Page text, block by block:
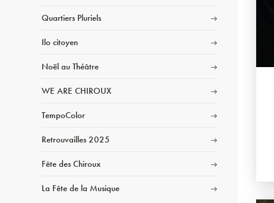
Quartiers Pluriels
Ilo citoyen
Noël au Théâtre
WE ARE CHIROUX
TempoColor
Retrouvailles 2025
Fête des Chiroux
La Fête de la Musique